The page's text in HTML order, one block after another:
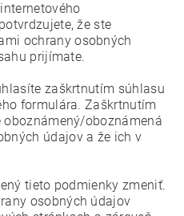
že ste
ochrany osobných
prijímate.
zaškrtnutím súhlasu
formulára. Zaškrtnutím
oboznámená
údajov a že ich v
tieto podmienky zmeniť.
osobných údajov